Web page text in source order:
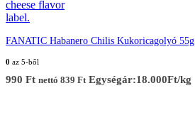
FANATIC Habanero Chilis Kukoricagolyó 55g
0 az 5-ből
990 Ft nettó 839 Ft Egységár:18.000Ft/kg